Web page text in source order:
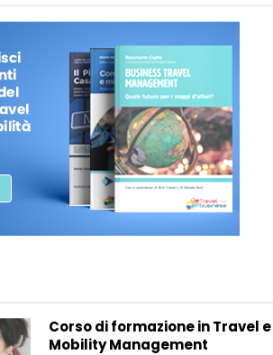
Corso di formazione in Travel e
Mobility Management